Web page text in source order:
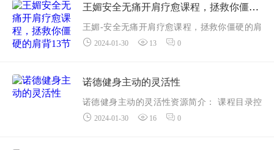
课程目录第1天01
1足底放松.mp4
2指节刮足背.mp4
王媚安全无痛开肩疗愈课程，拯救你僵硬的肩背13节课
王媚-安全无痛开肩疗愈课程，拯救你僵硬的肩
背13节课资源简介： 课程目录001肩部专业评
002私教快速安全开肩原理篇.flv
003在放松中温和开肩...
2024-01-30 13 0
诺德健身主动的灵活性
诺德健身主动的灵活性资源简介： 课程目录控
制性旋转训练
2024-01-30 16 0